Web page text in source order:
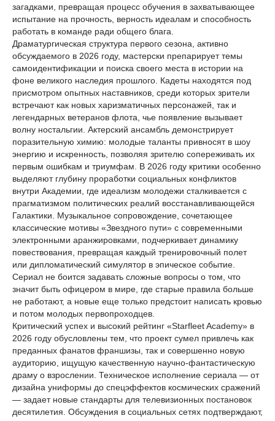
загадками, превращая процесс обучения в захватывающее
испытание на прочность, верность идеалам и способность
работать в команде ради общего блага.
Драматургическая структура первого сезона, активно
обсуждаемого в 2026 году, мастерски препарирует темы
самоидентификации и поиска своего места в истории на
фоне великого наследия прошлого. Кадеты находятся под
присмотром опытных наставников, среди которых зрители
встречают как новых харизматичных персонажей, так и
легендарных ветеранов флота, чье появление вызывает
волну ностальгии. Актерский ансамбль демонстрирует
поразительную химию: молодые таланты привносят в шоу
энергию и искренность, позволяя зрителю сопереживать их
первым ошибкам и триумфам. В 2026 году критики особенно
выделяют глубину проработки социальных конфликтов
внутри Академии, где идеализм молодежи сталкивается с
прагматизмом политических реалий восстанавливающейся
Галактики. Музыкальное сопровождение, сочетающее
классические мотивы «Звездного пути» с современными
электронными аранжировками, подчеркивает динамику
повествования, превращая каждый тренировочный полет
или дипломатический симулятор в эпическое событие.
Сериал не боится задавать сложные вопросы о том, что
значит быть офицером в мире, где старые правила больше
не работают, а новые еще только предстоит написать кровью
и потом молодых первопроходцев.
Критический успех и высокий рейтинг «Starfleet Academy» в
2026 году обусловлены тем, что проект сумел привлечь как
преданных фанатов франшизы, так и совершенно новую
аудиторию, ищущую качественную научно-фантастическую
драму о взрослении. Техническое исполнение сериала — от
дизайна униформы до спецэффектов космических сражений
— задает новые стандарты для телевизионных постановок
десятилетия. Обсуждения в социальных сетях подтверждают,